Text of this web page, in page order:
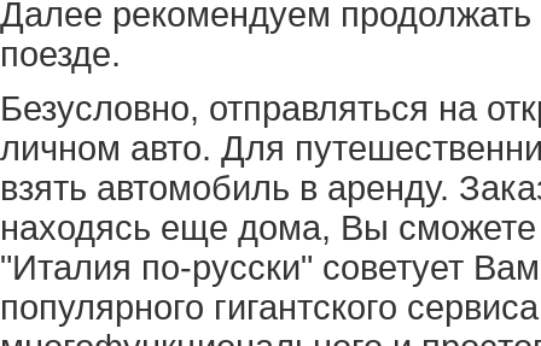
Далее рекомендуем
поезде.
Безусловно, отправляться на
личном авто. Для
взять автомобиль в аренду.
находясь еще дома, Вы
"Италия по-русски" советует
популярного гигантского